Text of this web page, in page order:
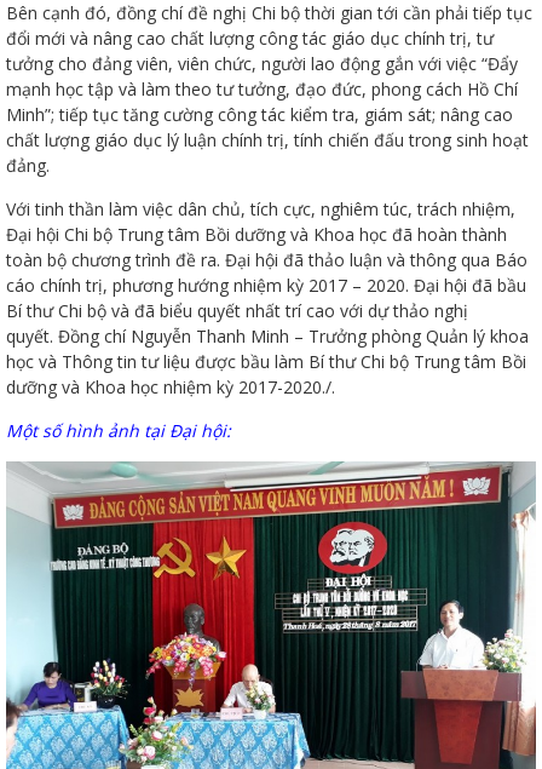
Bên cạnh đó, đồng chí đề nghị Chi bộ thời gian tới cần phải tiếp tục
đổi mới và nâng cao chất lượng công tác giáo dục chính trị, tư
tưởng cho đảng viên, viên chức, người lao động gắn với việc “Đẩy
mạnh học tập và làm theo tư tưởng, đạo đức, phong cách Hồ Chí
Minh”; tiếp tục tăng cường công tác kiểm tra, giám sát; nâng cao
chất lượng giáo dục lý luận chính trị, tính chiến đấu trong sinh hoạt
đảng.
Với tinh thần làm việc dân chủ, tích cực, nghiêm túc, trách nhiệm,
Đại hội Chi bộ Trung tâm Bồi dưỡng và Khoa học đã hoàn thành
toàn bộ chương trình đề ra. Đại hội đã thảo luận và thông qua Báo
cáo chính trị, phương hướng nhiệm kỳ 2017 – 2020. Đại hội đã bầu
Bí thư Chi bộ và đã biểu quyết nhất trí cao với dự thảo nghị
quyết. Đồng chí Nguyễn Thanh Minh – Trưởng phòng Quản lý khoa
học và Thông tin tư liệu được bầu làm Bí thư Chi bộ Trung tâm Bồi
dưỡng và Khoa học nhiệm kỳ 2017-2020./.
Một số hình ảnh tại Đại hội: